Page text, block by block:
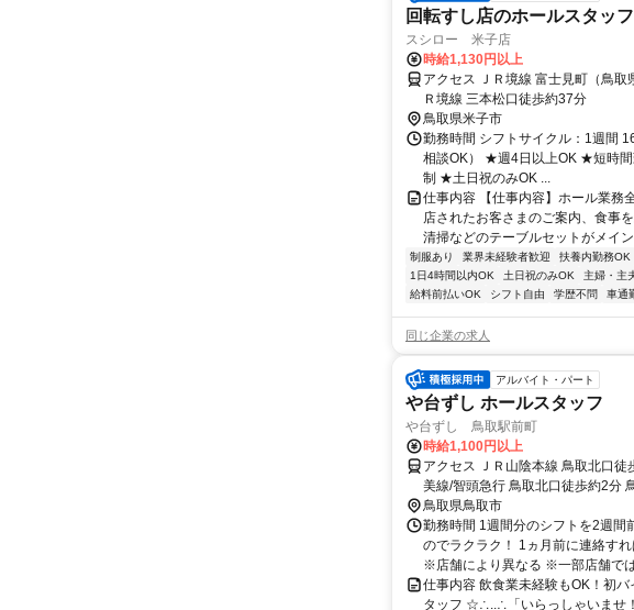
回転すし店のホールスタッフ
スシロー 米子店
時給1,130円以上
アクセス ＪＲ境線 富士見町（鳥
Ｒ境線 三本松口徒歩約37分
鳥取県米子市
勤務時間 シフトサイクル：1週間
相談OK） ★週4日以上OK ★短時
制 ★土日祝のみOK ...
仕事内容 【仕事内容】ホール業務
店されたお客さまのご案内、食事
清掃などのテーブルセットがメイ
制服あり 業界未経験者歓迎 扶養内勤務OK
1日4時間以内OK
土日祝のみOK 主婦・主
給料前払いOK
シフト自由 学歴不問 車通
同じ企業の求人
アルバイト・パート
や台ずし ホールスタッフ
や台ずし 鳥取駅前町
時給1,100円以上
アクセス ＪＲ山陰本線 鳥取北口
美線/智頭急行 鳥取北口徒歩約2分
鳥取県鳥取市
勤務時間 1週間分のシフトを2週間
のでラクラク！ 1ヵ月前に連絡す
※店舗により異なる ※一部店舗で
仕事内容 飲食業未経験もOK！初
タッフ ☆∴..∴「いらっしゃいませ